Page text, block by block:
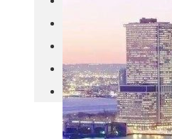
中国
其他